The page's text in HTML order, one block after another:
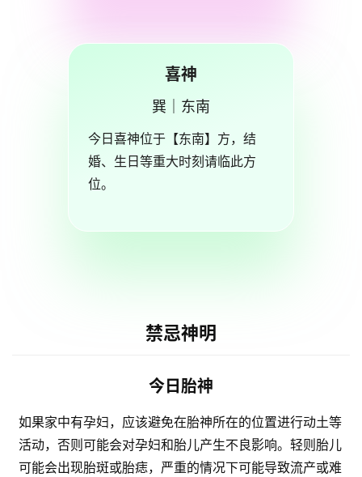
喜神
巽｜东南
今日喜神位于【东南】方，结
婚、生日等重大时刻请临此方
位。
禁忌神明
今日胎神
如果家中有孕妇，应该避免在胎神所在的位置进行动土等
活动，否则可能会对孕妇和胎儿产生不良影响。轻则胎儿
可能会出现胎斑或胎痣，严重的情况下可能导致流产或难